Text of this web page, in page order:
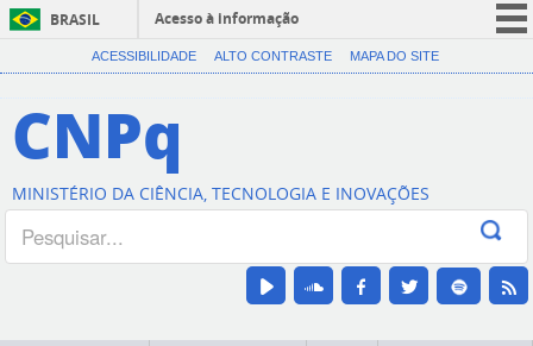
BRASIL
Acesso à informação
CORONAVÍRUS (COVID-19)
Canais
ACESSIBILIDADE ALTO CONTRASTE MAPA DO SITE
CNPq
MINISTÉRIO DA CIÊNCIA, TECNOLOGIA E INOVAÇÕES